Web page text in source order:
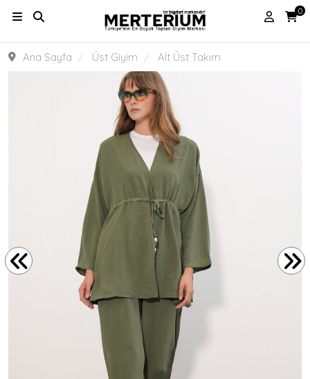
0
Ana Sayfa Üst Giyim Alt Üst Takım